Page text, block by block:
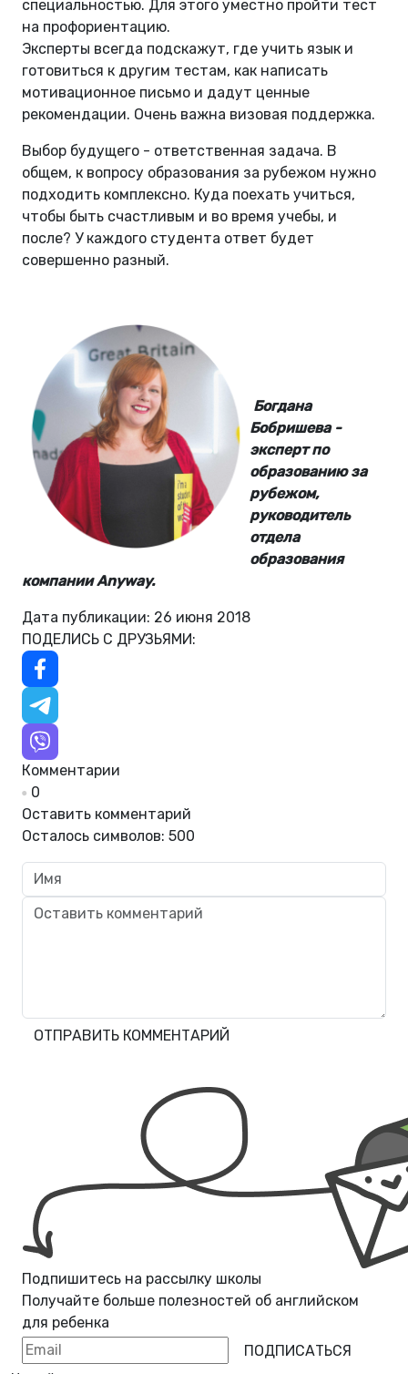
специальностью. Для этого уместно пройти тест
на профориентацию.
Эксперты всегда подскажут, где учить язык и
готовиться к другим тестам, как написать
мотивационное письмо и дадут ценные
рекомендации. Очень важна визовая поддержка.
Выбор будущего - ответственная задача. В
общем, к вопросу образования за рубежом нужно
подходить комплексно. Куда поехать учиться,
чтобы быть счастливым и во время учебы, и
после? У каждого студента ответ будет
совершенно разный.
Богдана
Бобришева -
эксперт по
образованию за
рубежом,
руководитель
отдела
образования
компании Anyway.
Дата публикации: 26 июня 2018
ПОДЕЛИСЬ С ДРУЗЬЯМИ:
Комментарии
0
Оставить комментарий
Осталось символов: 500
ОТПРАВИТЬ КОММЕНТАРИЙ
Подпишитесь на рассылку школы
Получайте больше полезностей об английском
для ребенка
ПОДПИСАТЬСЯ